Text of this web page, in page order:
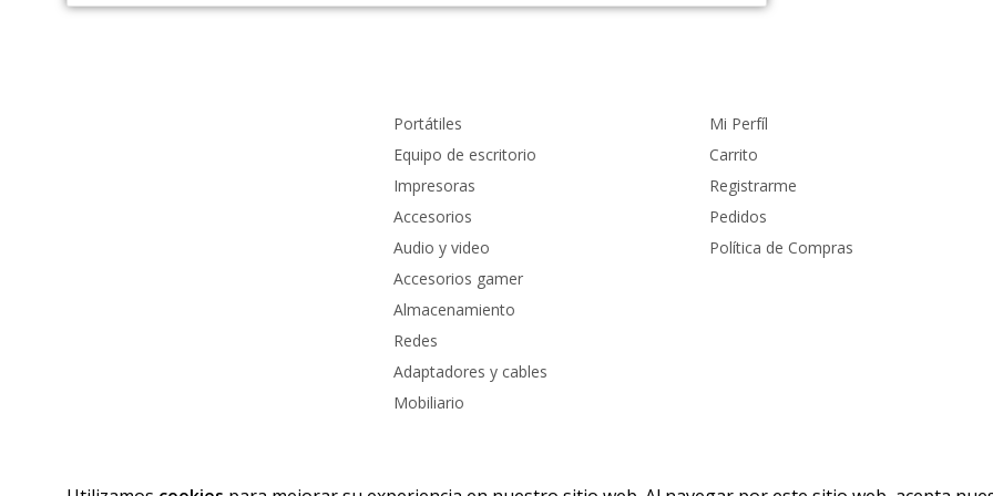
Portátiles
Equipo de escritorio
Impresoras
Accesorios
Audio y video
Accesorios gamer
Almacenamiento
Redes
Adaptadores y cables
Mobiliario
Mi Perfíl
Carrito
Registrarme
Pedidos
Política de Compras